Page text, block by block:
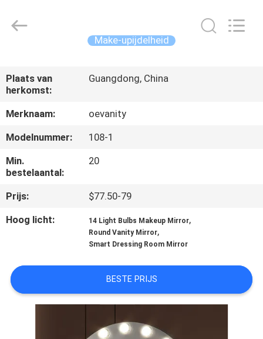
PRODUCTEN
VIDEOS
VR-
SHOW
FABRIEKSREIS
CONTACTEER
Furniture
Make-upijdelheid
Plaats van
herkomst:
Guangdong, China
Merknaam:
oevanity
Modelnummer:
108-1
Min.
bestelaantal:
20
Prijs:
$77.50-79
Hoog licht:
14 Light Bulbs Makeup Mirror,
Round Vanity Mirror,
Smart Dressing Room Mirror
BESTE PRIJS